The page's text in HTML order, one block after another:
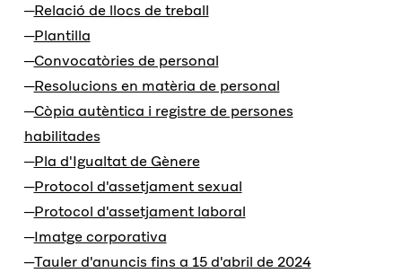
Relació de llocs de treball
Plantilla
Convocatòries de personal
Resolucions en matèria de personal
Còpia autèntica i registre de persones
habilitades
Pla d'Igualtat de Gènere
Protocol d'assetjament sexual
Protocol d'assetjament laboral
Imatge corporativa
Tauler d'anuncis fins a 15 d'abril de 2024